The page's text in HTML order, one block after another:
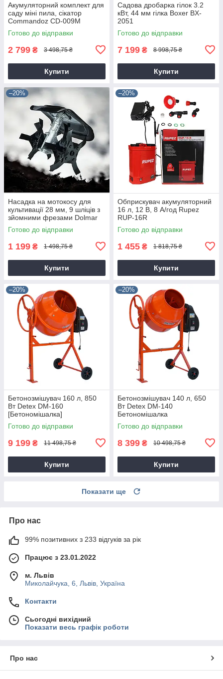
Акумуляторний комплект для
саду міні пила, сікатор
Commandoz CD-009M
Готово до відправки
2 799 ₴ 3 498,75 ₴
Купити
Садова дробарка гілок 3.2
кВт, 44 мм гілка Boxer BX-
2051
Готово до відправки
7 199 ₴ 8 998,75 ₴
Купити
–20%
Насадка на мотокосу для
культивації 28 мм, 9 шліців з
зйомними фрезами Dolmar
9T28
Готово до відправки
1 199 ₴ 1 498,75 ₴
Купити
–20%
Обприскувач акумуляторний
16 л, 12 В, 8 А/год Rupez
RUP-16R
Готово до відправки
1 455 ₴ 1 818,75 ₴
Купити
–20%
Бетонозмішувач 160 л, 850
Вт Detex DM-160
[Бетономішалка]
Готово до відправки
9 199 ₴ 11 498,75 ₴
Купити
–20%
Бетонозмішувач 140 л, 650
Вт Detex DM-140
Бетономішалка
Готово до відправки
8 399 ₴ 10 498,75 ₴
Купити
Показати ще
Про нас
99% позитивних з 233 відгуків за рік
Працює з 23.01.2022
м. Львів
Миколайчука, 6, Львів, Україна
Контакти
Сьогодні вихідний
Показати весь графік роботи
Про нас